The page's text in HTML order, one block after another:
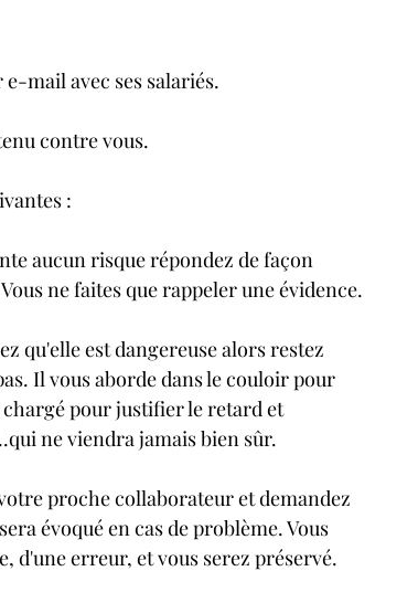
mail avec ses salariés.
contre vous.
:
aucun risque répondez de façon
ne faites que rappeler une évidence.
qu'elle est dangereuse alors restez
Il vous aborde dans le couloir pour
pour justifier le retard et
ne viendra jamais bien sûr.
proche collaborateur et demandez
évoqué en cas de problème. Vous
d'une erreur, et vous serez préservé.